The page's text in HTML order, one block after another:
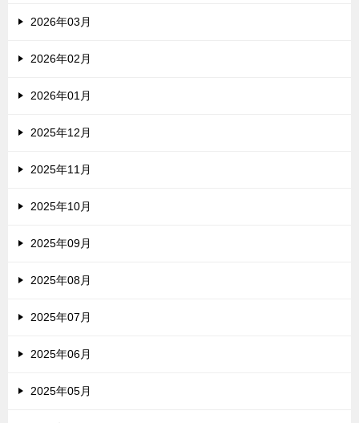
2026年03月
2026年02月
2026年01月
2025年12月
2025年11月
2025年10月
2025年09月
2025年08月
2025年07月
2025年06月
2025年05月